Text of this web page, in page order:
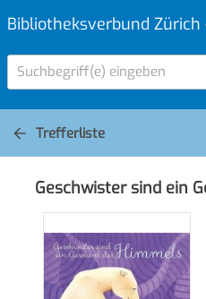
Bibliotheksverbund Zürich
Suchbegriff(e) eingeben
Trefferliste
Geschwister sind ein